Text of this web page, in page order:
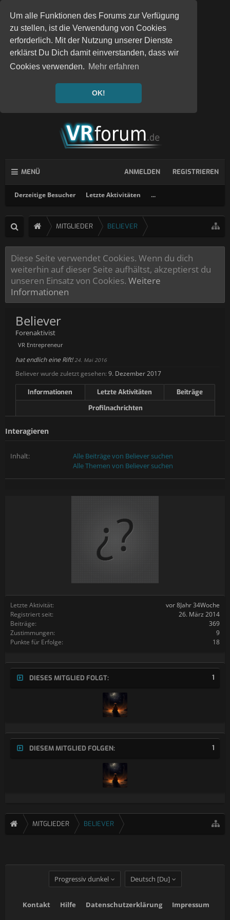
Um alle Funktionen des Forums zur Verfügung
zu stellen, ist die Verwendung von Cookies
erforderlich. Mit der Nutzung unserer Dienste
erklärst Du Dich damit einverstanden, dass wir
Cookies verwenden. Mehr erfahren
OK!
MENÜ
Derzeitige Besucher Letzte Aktivitäten ...
ANMELDEN REGISTRIEREN
MITGLIEDER BELIEVER
Diese Seite verwendet Cookies. Wenn du dich
weiterhin auf dieser Seite aufhältst, akzeptierst du
unseren Einsatz von Cookies. Weitere
Informationen
Letzte Aktivität:
vor 8Jahr 34Woche
Registriert seit:
26. März 2014
Beiträge:
369
Zustimmungen:
9
Punkte für Erfolge:
18
DIESES MITGLIED FOLGT: 1
DIESEM MITGLIED FOLGEN: 1
Believer
Forenaktivist
VR Entrepreneur
hat endlich eine Rift!24. Mai 2016
Believer wurde zuletzt gesehen: 9. Dezember 2017
Informationen Letzte Aktivitäten
Beiträge
Profilnachrichten
Interagieren
Inhalt:
Alle Beiträge von Believer suchen
Alle Themen von Believer suchen
MITGLIEDER BELIEVER
Progressiv dunkel Deutsch [Du]
Kontakt Hilfe Datenschutzerklärung Impressum